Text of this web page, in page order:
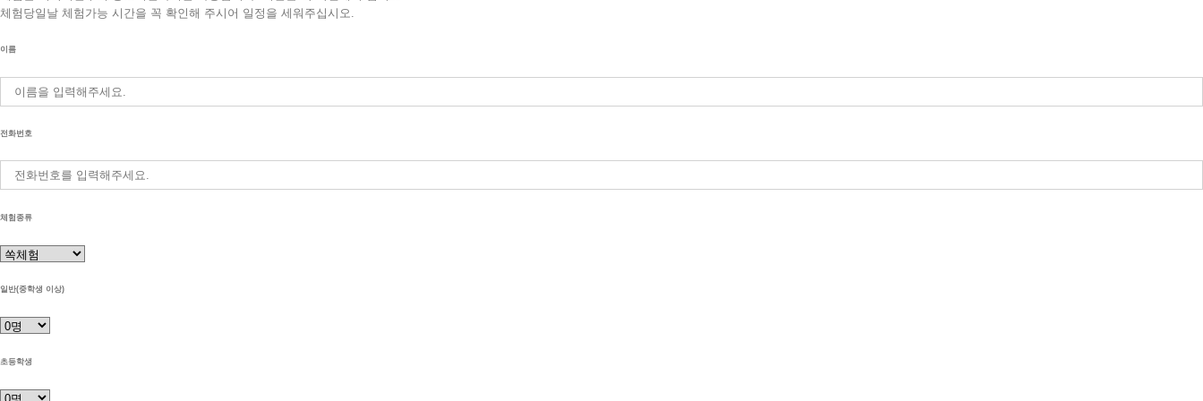
체험당일날 체험가능 시간을 꼭 확인해 주시어 일정을 세워주십시오.
이름
전화번호
체험종류
일반(중학생 이상)
초등학생